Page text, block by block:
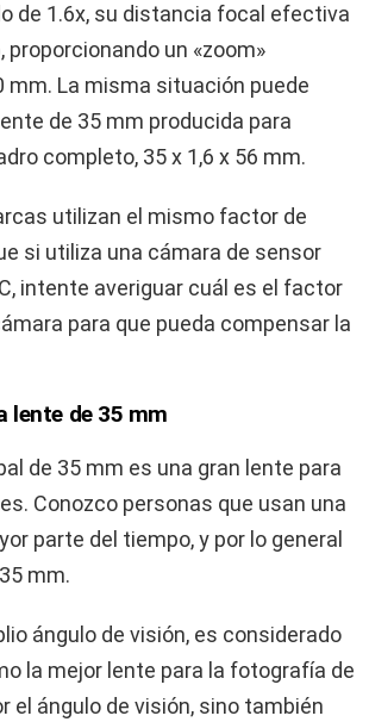
de 1.6x, su distancia focal efectiva
proporcionando un «zoom»
mm. La misma situación puede
de 35 mm producida para
completo, 35 x 1,6 x 56 mm.
utilizan el mismo factor de
si utiliza una cámara de sensor
intente averiguar cuál es el factor
para que pueda compensar la
lente de 35 mm
de 35 mm es una gran lente para
Conozco personas que usan una
parte del tiempo, y por lo general
mm.
ángulo de visión, es considerado
la mejor lente para la fotografía de
el ángulo de visión, sino también